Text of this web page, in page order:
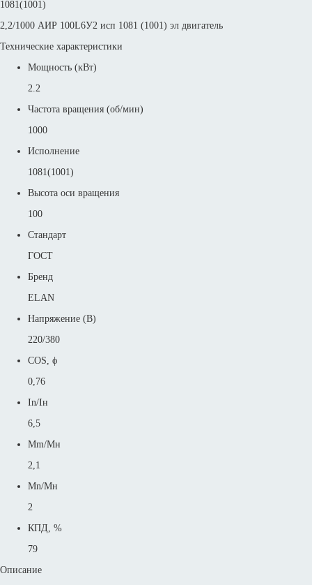
1081(1001)
2,2/1000 АИР 100L6У2 исп 1081 (1001) эл двигатель
Технические характеристики
Мощность (кВт)
2.2
Частота вращения (об/мин)
1000
Исполнение
1081(1001)
Высота оси вращения
100
Стандарт
ГОСТ
Бренд
ELAN
Напряжение (В)
220/380
COS, ϕ
0,76
In/Iн
6,5
Mm/Mн
2,1
Mn/Mн
2
КПД, %
79
Описание